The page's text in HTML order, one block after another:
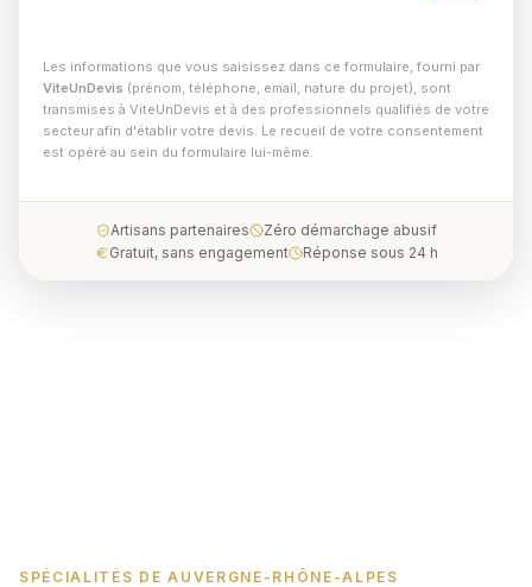
Les informations que vous saisissez dans ce formulaire, fourni par
ViteUnDevis (prénom, téléphone, email, nature du projet), sont
transmises à ViteUnDevis et à des professionnels qualifiés de votre
secteur afin d'établir votre devis. Le recueil de votre consentement
est opéré au sein du formulaire lui-même.
Artisans partenaires
Zéro démarchage abusif
Gratuit, sans engagement
Réponse sous 24 h
SPÉCIALITÉS DE AUVERGNE-RHÔNE-ALPES